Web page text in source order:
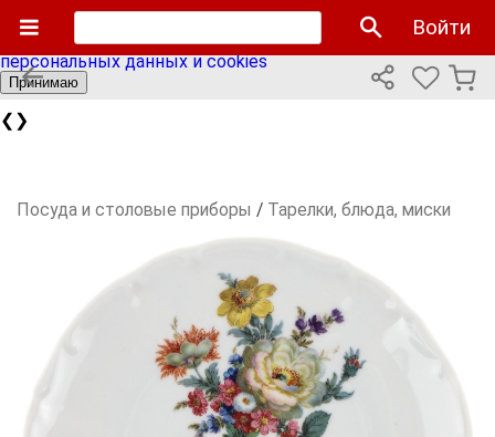
Мы используем cookies файлы для улучшения работы
сайта и персонализации. Продолжая пользоваться сайтом
вы соглашаетесь с нашейполитикой использования
персональных данных и cookies
Принимаю
❮ ❯
Войти
Посуда и столовые приборы / Тарелки, блюда, миски